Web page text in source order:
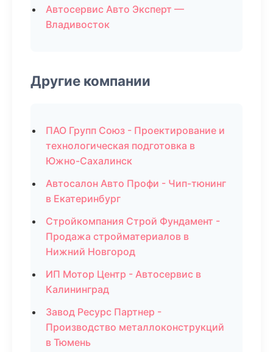
Автосервис Авто Эксперт —
Владивосток
Другие компании
ПАО Групп Союз - Проектирование и
технологическая подготовка в
Южно-Сахалинск
Автосалон Авто Профи - Чип-тюнинг
в Екатеринбург
Стройкомпания Строй Фундамент -
Продажа стройматериалов в
Нижний Новгород
ИП Мотор Центр - Автосервис в
Калининград
Завод Ресурс Партнер -
Производство металлоконструкций
в Тюмень